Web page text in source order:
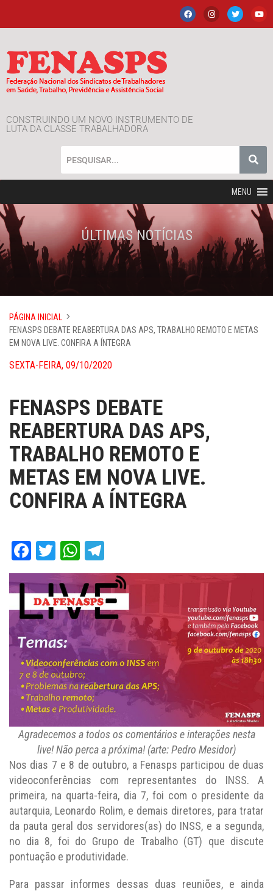
CONSTRUINDO UM NOVO INSTRUMENTO DE
LUTA DA CLASSE TRABALHADORA
MENU
ÚLTIMAS NOTÍCIAS
PÁGINA INICIAL
FENASPS DEBATE REABERTURA DAS APS, TRABALHO REMOTO E METAS
EM NOVA LIVE. CONFIRA A ÍNTEGRA
SEXTA-FEIRA, 09/10/2020
FENASPS DEBATE
REABERTURA DAS APS,
TRABALHO REMOTO E
METAS EM NOVA LIVE.
CONFIRA A ÍNTEGRA
Facebook
TwitterWhatsApp
Agradecemos a todos os comentários e interações nesta
live! Não perca a próxima! (arte: Pedro Mesidor)
Nos dias 7 e 8 de outubro, a Fenasps participou de duas
videoconferências com representantes do INSS. A
primeira, na quarta-feira, dia 7, foi com o presidente da
autarquia, Leonardo Rolim, e demais diretores, para tratar
da pauta geral dos servidores(as) do INSS, e a segunda,
no dia 8, foi do Grupo de Trabalho (GT) que discute
pontuação e produtividade.
Para passar informes dessas duas reuniões, e ainda